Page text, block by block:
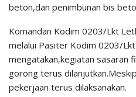
beton,dan penimbunan bis
Komandan Kodim 0203/Lkt
melalui Pasiter Kodim 0203/
mengatakan,kegiatan sasaran
gorong terus
pekerjaan terus dilaksanakan.